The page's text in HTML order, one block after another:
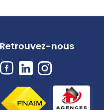
Retrouvez-nous